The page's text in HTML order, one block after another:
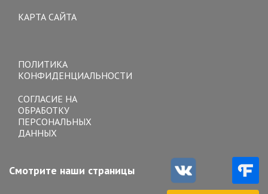
КАРТА САЙТА
ПОЛИТИКА
КОНФИДЕНЦИАЛЬНОСТИ
СОГЛАСИЕ НА
ОБРАБОТКУ
ПЕРСОНАЛЬНЫХ
ДАННЫХ
Смотрите наши страницы